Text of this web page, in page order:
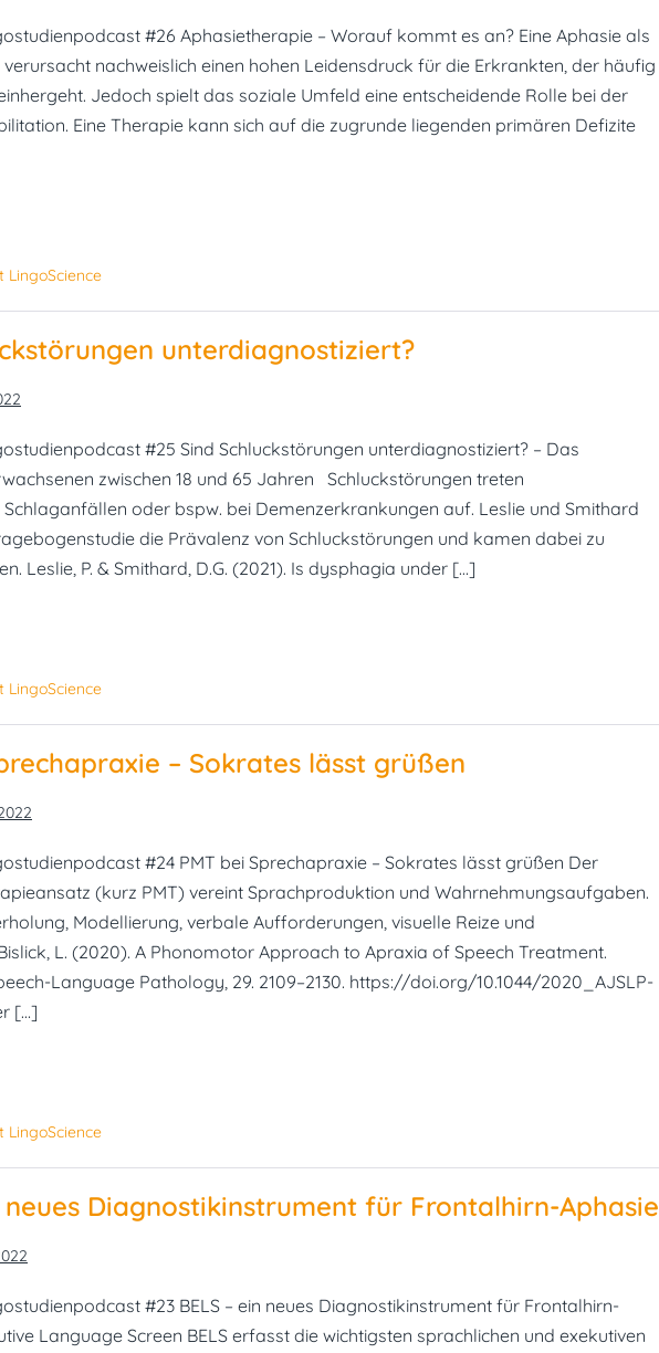
#26 Aphasietherapie – Worauf kommt es an? Eine Aphasie als
nachweislich einen hohen Leidensdruck für die Erkrankten, der häufig
Jedoch spielt das soziale Umfeld eine entscheidende Rolle bei der
Eine Therapie kann sich auf die zugrunde liegenden primären Defizite
LingoScience
unterdiagnostiziert?
#25 Sind Schluckstörungen unterdiagnostiziert? – Das
zwischen 18 und 65 Jahren Schluckstörungen treten
oder bspw. bei Demenzerkrankungen auf. Leslie und Smithard
die Prävalenz von Schluckstörungen und kamen dabei zu
Leslie, P. & Smithard, D.G. (2021). Is dysphagia under […]
LingoScience
– Sokrates lässt grüßen
#24 PMT bei Sprechapraxie – Sokrates lässt grüßen Der
(kurz PMT) vereint Sprachproduktion und Wahrnehmungsaufgaben.
Modellierung, verbale Aufforderungen, visuelle Reize und
L. (2020). A Phonomotor Approach to Apraxia of Speech Treatment.
Language Pathology, 29. 2109–2130. https://doi.org/10.1044/2020_AJSLP-
[…]
LingoScience
neues Diagnostikinstrument für Frontalhirn-Aphasie
#23 BELS – ein neues Diagnostikinstrument für Frontalhirn-
Language Screen BELS erfasst die wichtigsten sprachlichen und exekutiven